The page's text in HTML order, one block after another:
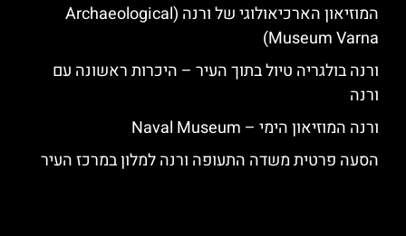
המוזיאון הארכיאולוגי של ורנה (Archaeological
Museum Varna)
ורנה בולגריה טיול בתוך העיר – היכרות ראשונה עם
ורנה
ורנה המוזיאון הימי – Naval Museum
הסעה פרטית משדה התעופה ורנה למלון במרכז העיר